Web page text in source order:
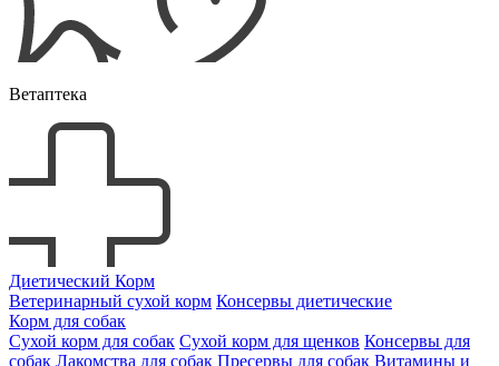
Ветаптека
Диетический Корм
Ветеринарный сухой корм Консервы диетические
Корм для собак
Сухой корм для собак Сухой корм для щенков Консервы для
собак Лакомства для собак Пресервы для собак Витамины и